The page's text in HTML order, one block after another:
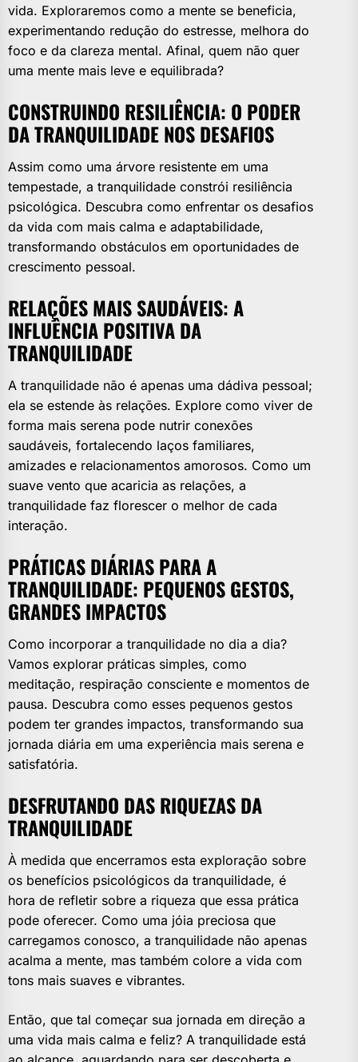
vida. Exploraremos como a mente se beneficia,
experimentando redução do estresse, melhora do
foco e da clareza mental. Afinal, quem não quer
uma mente mais leve e equilibrada?
CONSTRUINDO RESILIÊNCIA: O PODER
DA TRANQUILIDADE NOS DESAFIOS
Assim como uma árvore resistente em uma
tempestade, a tranquilidade constrói resiliência
psicológica. Descubra como enfrentar os desafios
da vida com mais calma e adaptabilidade,
transformando obstáculos em oportunidades de
crescimento pessoal.
RELAÇÕES MAIS SAUDÁVEIS: A
INFLUÊNCIA POSITIVA DA
TRANQUILIDADE
A tranquilidade não é apenas uma dádiva pessoal;
ela se estende às relações. Explore como viver de
forma mais serena pode nutrir conexões
saudáveis, fortalecendo laços familiares,
amizades e relacionamentos amorosos. Como um
suave vento que acaricia as relações, a
tranquilidade faz florescer o melhor de cada
interação.
PRÁTICAS DIÁRIAS PARA A
TRANQUILIDADE: PEQUENOS GESTOS,
GRANDES IMPACTOS
Como incorporar a tranquilidade no dia a dia?
Vamos explorar práticas simples, como
meditação, respiração consciente e momentos de
pausa. Descubra como esses pequenos gestos
podem ter grandes impactos, transformando sua
jornada diária em uma experiência mais serena e
satisfatória.
DESFRUTANDO DAS RIQUEZAS DA
TRANQUILIDADE
À medida que encerramos esta exploração sobre
os benefícios psicológicos da tranquilidade, é
hora de refletir sobre a riqueza que essa prática
pode oferecer. Como uma jóia preciosa que
carregamos conosco, a tranquilidade não apenas
acalma a mente, mas também colore a vida com
tons mais suaves e vibrantes.
Então, que tal começar sua jornada em direção a
uma vida mais calma e feliz? A tranquilidade está